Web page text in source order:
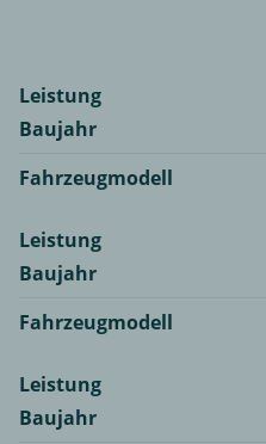
Leistung
Baujahr
Fahrzeugmodell
Leistung
Baujahr
Fahrzeugmodell
Leistung
Baujahr